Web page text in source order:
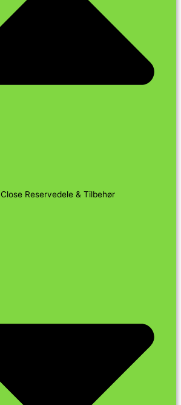
Close Reservedele & Tilbehør